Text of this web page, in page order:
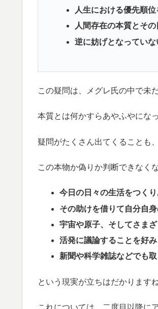
人生における優先順
人間存在の本質とそ
逆に妨げとなっていな
この疑問は、メグレ氏の中で未
本質とは何かすらあやふやにな
疑問がたくさん出てくることも
この本物か偽りか判断できなく
今日の日々の生活をつくり
その助けを借りて自分自
宇宙や原子、そしてさま
活発に議論することを好み
新聞や科学雑誌などでも
という現実が立ちはだかりますね
これについては、二度目以降に